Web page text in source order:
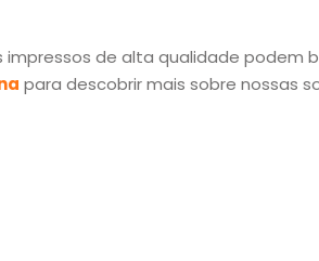
impressos de alta qualidade podem
para descobrir mais sobre nossas